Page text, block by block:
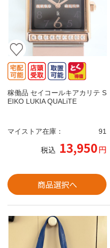
稼働品 セイコールキアカリテ S
EIKO LUKIA QUALiTE
マイストア在庫： 91
税込 13,950円
商品選択へ